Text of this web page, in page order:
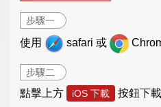
步驟一
使用 safari 或
步驟二
點擊上方 iOS 下載 按鈕下